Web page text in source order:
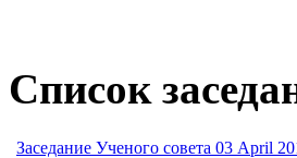
Список
Заседание Ученого совета 03 April